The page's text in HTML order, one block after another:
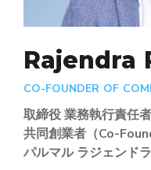
Rajendra
CO-FOUNDER OF
取締役 業務執行責任
共同創業者（Co-
パルマル ラジェンド